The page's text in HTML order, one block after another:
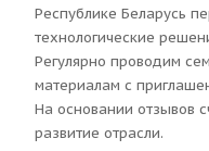
Республике Беларусь
технологические
Регулярно проводим
материалам с
На основании отзывов
развитие отрасли.